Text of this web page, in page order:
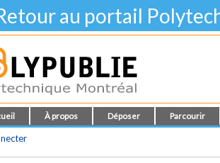
au portail
À propos Déposer Parcourir